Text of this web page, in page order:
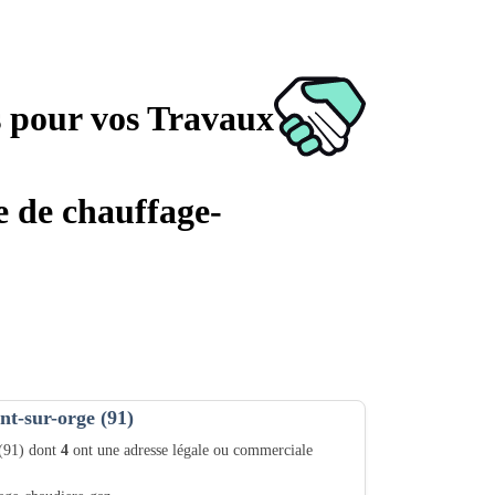
vos Travaux
de chauffage-
sur-orge (91)
dont 4 ont une adresse légale ou commerciale